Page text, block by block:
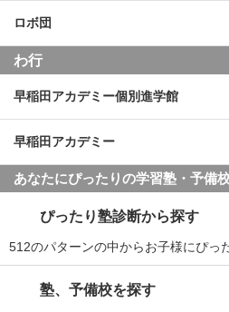
ロボ団
わ行
早稲田アカデミー個別進学館
早稲田アカデミー
あなたにぴったりの学習塾・予備
ぴったり塾診断から探す
512のパターンの中からお子様にぴっ
塾、予備校を探す